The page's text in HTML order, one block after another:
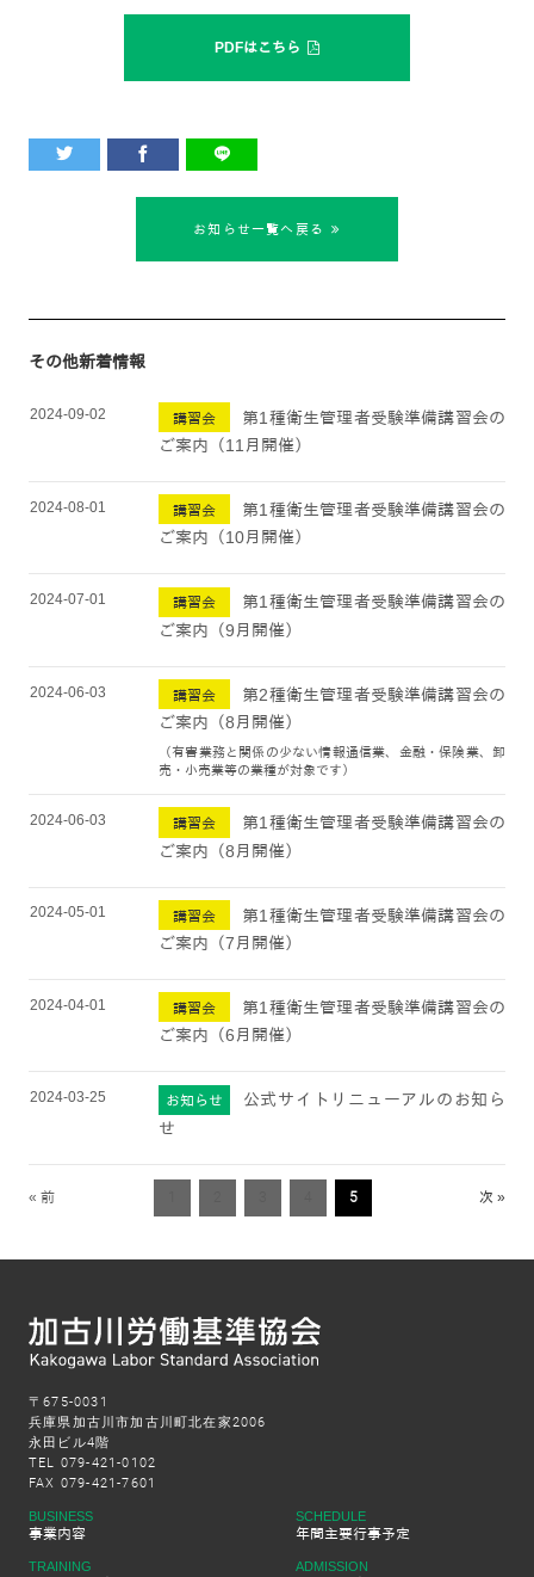
PDFはこちら
お知らせ一覧へ戻る
その他新着情報
2024-09-02 講習会
第1種衛生管理者受験準備講習会の
ご案内（11月開催）
2024-08-01 講習会
第1種衛生管理者受験準備講習会の
ご案内（10月開催）
2024-07-01 講習会
第1種衛生管理者受験準備講習会の
ご案内（9月開催）
2024-06-03 講習会
第2種衛生管理者受験準備講習会の
ご案内（8月開催）
（有害業務と関係の少ない情報通信業、金融・保険業、卸
売・小売業等の業種が対象です）
2024-06-03 講習会
第1種衛生管理者受験準備講習会の
ご案内（8月開催）
2024-05-01 講習会
第1種衛生管理者受験準備講習会の
ご案内（7月開催）
2024-04-01 講習会
第1種衛生管理者受験準備講習会の
ご案内（6月開催）
2024-03-25 お知らせ
公式サイトリニューアルのお知ら
せ
« 前 5 次 »
〒675-0031
兵庫県加古川市加古川町北在家2006
永田ビル4階
TEL 079-421-0102
FAX 079-421-7601
BUSINESS
事業内容
SCHEDULE
年間主要行事予定
TRAINING ADMISSION